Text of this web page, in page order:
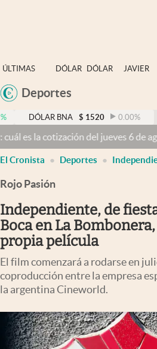
ÚLTIMAS
NOTICIAS
DÓLAR
DÓLAR
JAVIER
Deportes
Dólar
Members
Economía y Política
Finanzas y Mercados
Mercados Online
Negocios
Columnistas
Otras secciones
Apertura
Infotechnology
Clima
Mundial 2026
BNA $ 1520 0.00%
6 de agosto minuto a minuto
El Cronista Deportes
Rojo Pasión
Independiente, de
Boca en La
propia película
El film comenzará a rodarse en
coproducción entre la empresa
la argentina Cineworld.